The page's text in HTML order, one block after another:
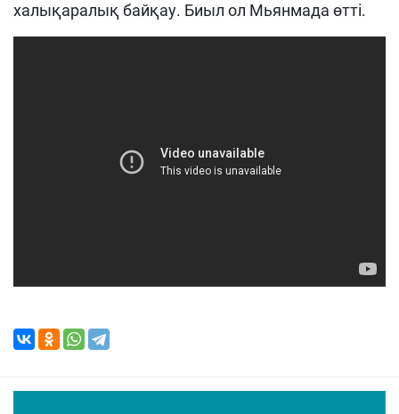
халықаралық байқау. Биыл ол Мьянмада өтті.